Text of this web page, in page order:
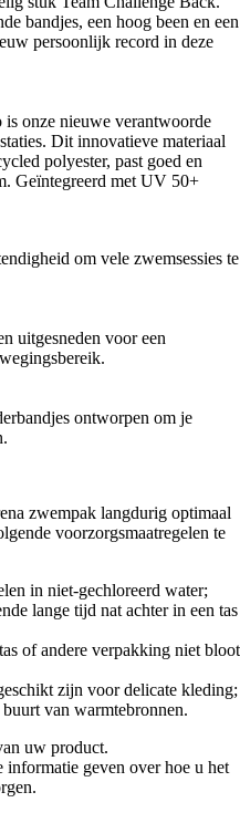
bandjes, een hoog been en een
persoonlijk record in deze
onze nieuwe verantwoorde
Dit innovatieve materiaal
polyester, past goed en
Geïntegreerd met UV 50+
om vele zwemsessies te
uitgesneden voor een
ontworpen om je
zwempak langdurig optimaal
voorzorgsmaatregelen te
in niet-gechloreerd water;
lange tijd nat achter in een tas
of andere verpakking niet bloot
zijn voor delicate kleding;
van warmtebronnen.
uw product.
geven over hoe u het